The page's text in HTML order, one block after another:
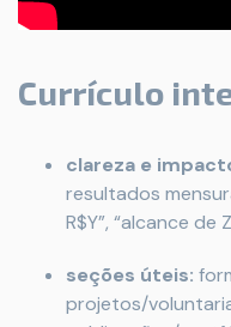
Currículo
clareza e
resultados
R$Y”, “alcance de
seções úteis:
projetos/